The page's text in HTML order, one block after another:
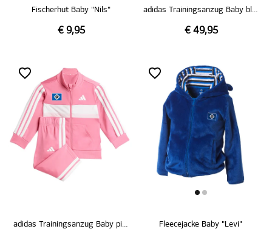
Fischerhut Baby "Nils"
€ 9,95
adidas Trainingsanzug Baby blau
€ 49,95
adidas Trainingsanzug Baby pink Fleecejacke Baby "Levi"